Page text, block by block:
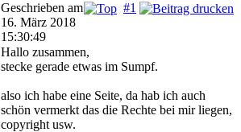
#1
Geschrieben am
16. März 2018
15:30:49
Hallo zusammen,
stecke gerade etwas im Sumpf.
also ich habe eine Seite, da hab ich auch
schön vermerkt das die Rechte bei mir liegen,
copyright usw.